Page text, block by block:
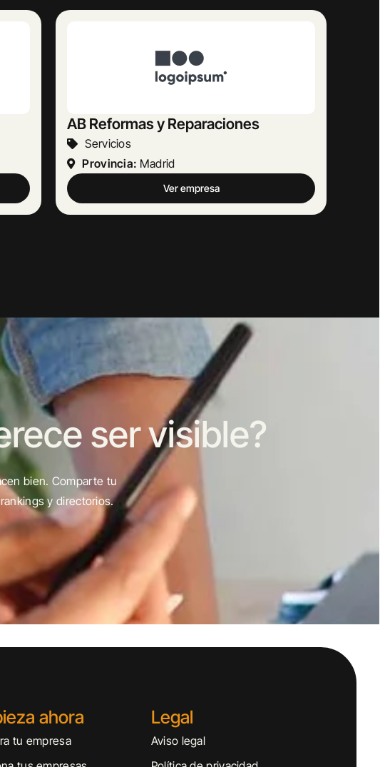
AB Reformas y Reparaciones
Servicios
Provincia: Madrid
Ver empresa
ser visible?
bien. Comparte tu
y directorios.
ahora
tu empresa
Legal
Aviso legal